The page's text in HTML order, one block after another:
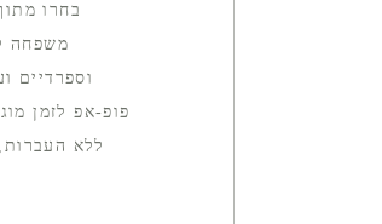
בחרו
משפחה
וספרדיים
פופ-אפ לזמן
ללא